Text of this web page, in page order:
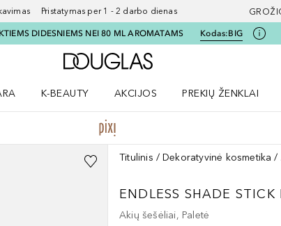
Pristatymas per 1 - 2 darbo dienas
DIDESNIEMS NEI 80 ML AROMATAMS Kodas:BIG
Į Douglas pagrindinį puslapį
K-BEAUTY
AKCIJOS
PREKIŲ ŽENKLAI
Titulinis Dekoratyvinė kosmetika
ENDLESS SHADE STICK
Akių šešėliai, Paletė